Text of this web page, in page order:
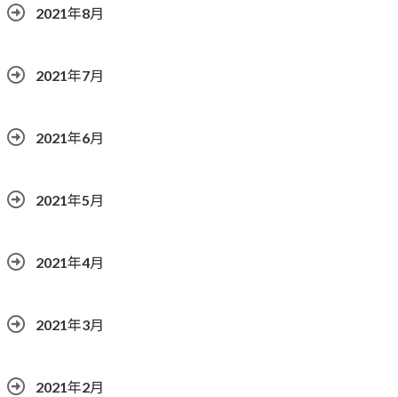
2021年8月
2021年7月
2021年6月
2021年5月
2021年4月
2021年3月
2021年2月